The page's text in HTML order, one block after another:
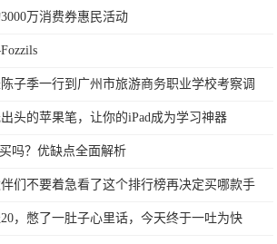
万消费券惠民活动
子季一行到广州市旅游商务职业学校考察调
头的苹果笔，让你的iPad成为学习神器
吗？优缺点全面解析
们不要着急看了这个排行榜再决定买哪款手
，憋了一肚子心里话，今天终于一吐为快